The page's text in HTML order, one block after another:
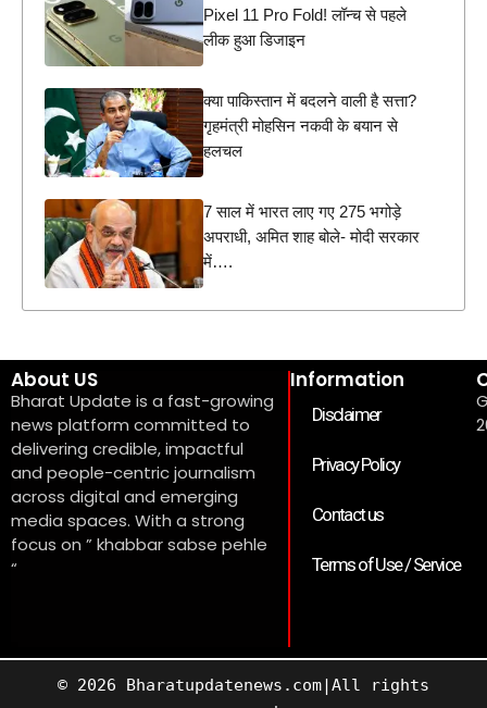
Pixel 11 Pro Fold! लॉन्च से पहले
लीक हुआ डिजाइन
क्या पाकिस्तान में बदलने वाली है सत्ता?
गृहमंत्री मोहसिन नकवी के बयान से
हलचल
7 साल में भारत लाए गए 275 भगोड़े
अपराधी, अमित शाह बोले- मोदी सरकार
में….
About US
Bharat Update is a fast-growing
news platform committed to
delivering credible, impactful
and people-centric journalism
across digital and emerging
media spaces. With a strong
focus on ” khabbar sabse pehle
“
Information
Disclaimer
Privacy Policy
Contact us
Terms of Use / Service
© 2026 Bharatupdatenews.com|All rights